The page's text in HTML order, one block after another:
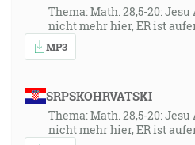
Thema: Math. 28,5-20:
nicht mehr hier, ER ist
MP3
SRPSKOHRVATSKI
Thema: Math. 28,5-20:
nicht mehr hier, ER ist